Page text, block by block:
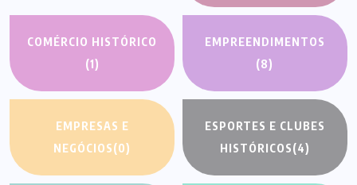
COMÉRCIO HISTÓRICO
(1)
EMPREENDIMENTOS
(8)
EMPRESAS E
NEGÓCIOS(0)
ESPORTES E CLUBES
HISTÓRICOS(4)